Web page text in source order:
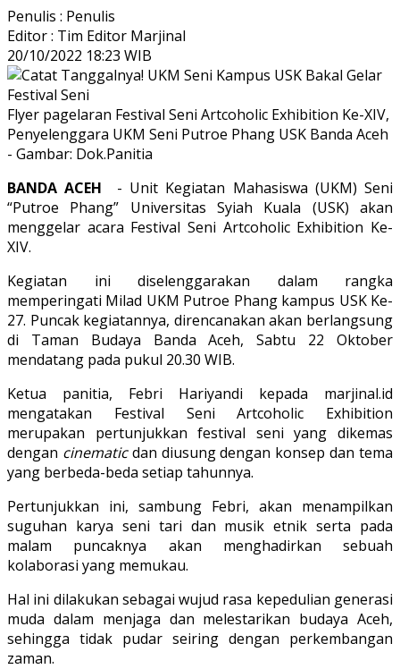
Penulis : Penulis
Editor : Tim Editor Marjinal
20/10/2022 18:23 WIB
Flyer pagelaran Festival Seni Artcoholic Exhibition Ke-XIV,
Penyelenggara UKM Seni Putroe Phang USK Banda Aceh
- Gambar: Dok.Panitia
BANDA ACEH - Unit Kegiatan Mahasiswa (UKM) Seni
“Putroe Phang” Universitas Syiah Kuala (USK) akan
menggelar acara Festival Seni Artcoholic Exhibition Ke-
XIV.
Kegiatan ini diselenggarakan dalam rangka
memperingati Milad UKM Putroe Phang kampus USK Ke-
27. Puncak kegiatannya, direncanakan akan berlangsung
di Taman Budaya Banda Aceh, Sabtu 22 Oktober
mendatang pada pukul 20.30 WIB.
Ketua panitia, Febri Hariyandi kepada marjinal.id
mengatakan Festival Seni Artcoholic Exhibition
merupakan pertunjukkan festival seni yang dikemas
dengan cinematicdan diusung dengan konsep dan tema
yang berbeda-beda setiap tahunnya.
Pertunjukkan ini, sambung Febri, akan menampilkan
suguhan karya seni tari dan musik etnik serta pada
malam puncaknya akan menghadirkan sebuah
kolaborasi yang memukau.
Hal ini dilakukan sebagai wujud rasa kepedulian generasi
muda dalam menjaga dan melestarikan budaya Aceh,
sehingga tidak pudar seiring dengan perkembangan
zaman.